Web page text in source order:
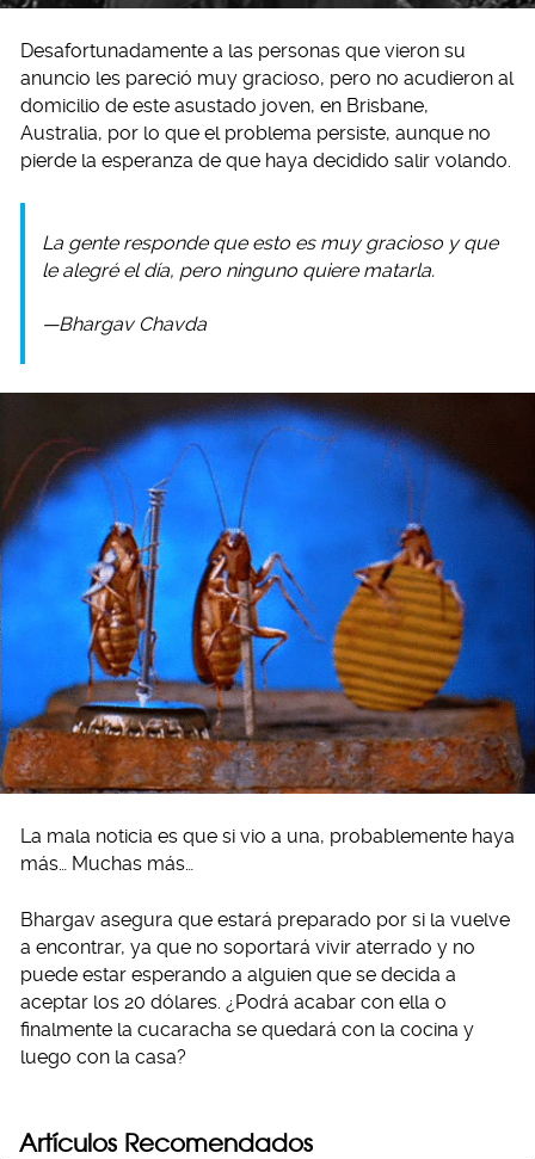
Desafortunadamente a las personas que vieron su
anuncio les pareció muy gracioso, pero no acudieron al
domicilio de este asustado joven, en Brisbane,
Australia, por lo que el problema persiste, aunque no
pierde la esperanza de que haya decidido salir volando.
La gente responde que esto es muy gracioso y que
le alegré el día, pero ninguno quiere matarla.
—Bhargav Chavda
La mala noticia es que si vio a una, probablemente haya
más… Muchas más…
Bhargav asegura que estará preparado por si la vuelve
a encontrar, ya que no soportará vivir aterrado y no
puede estar esperando a alguien que se decida a
aceptar los 20 dólares. ¿Podrá acabar con ella o
finalmente la cucaracha se quedará con la cocina y
luego con la casa?
Artículos Recomendados